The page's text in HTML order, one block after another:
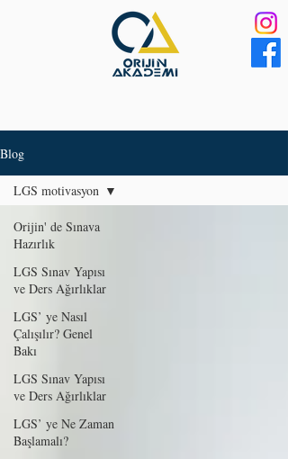
Blog
Orijin' de Sınava
Hazırlık
LGS Sınav Yapısı
ve Ders Ağırlıklar
LGS’ ye Nasıl
Çalışılır? Genel
Bakı
LGS Sınav Yapısı
ve Ders Ağırlıklar
LGS’ ye Ne Zaman
Başlamalı?
LGS motivasyon